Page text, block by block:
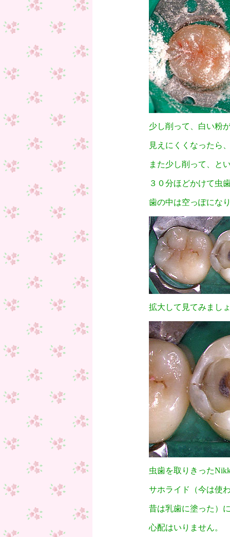
少し削って、白い粉
見えにくくなったら
また少し削って、と
３０分ほどかけて虫
歯の中は空っぽにな
拡大して見てみまし
虫歯を取りきった
サホライド（今は使
昔は乳歯に塗った）
心配はいりません。